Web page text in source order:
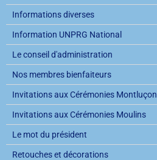
Informations diverses
Information UNPRG National
Le conseil d'administration
Nos membres bienfaiteurs
Invitations aux Cérémonies Montluçon
Invitations aux Cérémonies Moulins
Le mot du président
Retouches et décorations